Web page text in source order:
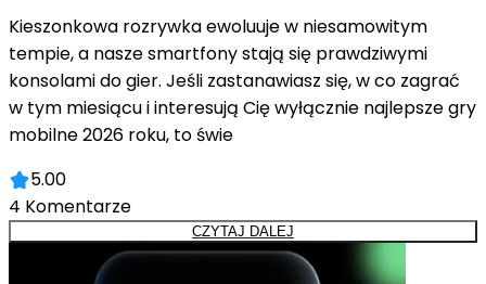
Kieszonkowa rozrywka ewoluuje w niesamowitym
tempie, a nasze smartfony stają się prawdziwymi
konsolami do gier. Jeśli zastanawiasz się, w co zagrać
w tym miesiącu i interesują Cię wyłącznie najlepsze gry
mobilne 2026 roku, to świe
5.00
4 Komentarze
CZYTAJ DALEJ